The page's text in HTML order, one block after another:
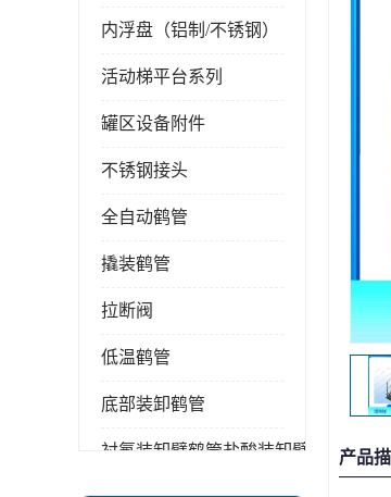
内浮盘（铝制/不锈钢）
活动梯平台系列
罐区设备附件
不锈钢接头
全自动鹤管
撬装鹤管
拉断阀
低温鹤管
底部装卸鹤管
衬氟装卸臂鹤管盐酸装卸臂 产品